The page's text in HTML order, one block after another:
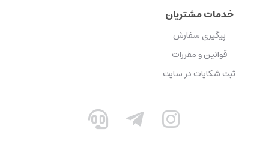
خدمات مشتریان
پیگیری سفارش
قوانین و مقررات
ثبت شکایات در سایت